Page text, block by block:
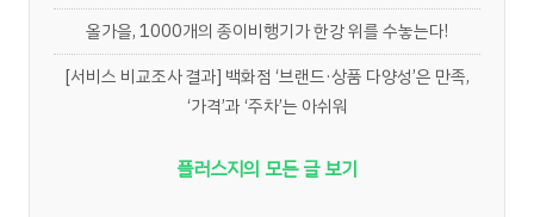
올가을, 1000개의 종이비행기가 한강 위를 수놓는다!
[서비스 비교조사 결과] 백화점 ‘브랜드·상품 다양성’은 만족,
‘가격’과 ‘주차’는 아쉬워
플러스지의 모든 글 보기